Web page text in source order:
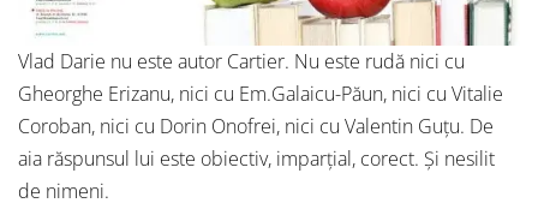
Vlad Darie nu este autor Cartier. Nu este rudă nici cu
Gheorghe Erizanu, nici cu Em.Galaicu-Păun, nici cu Vitalie
Coroban, nici cu Dorin Onofrei, nici cu Valentin Guțu. De
aia răspunsul lui este obiectiv, imparțial, corect. Și nesilit
de nimeni.